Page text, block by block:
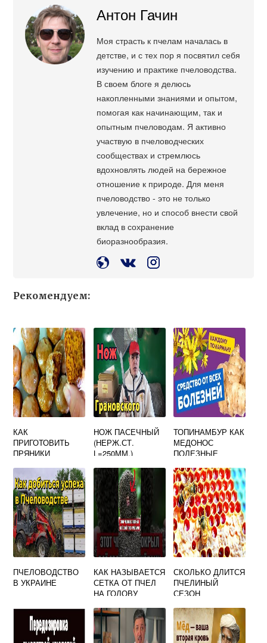
Антон Гачин
Моя страсть к пчелам началась в
детстве, и с тех пор я посвятил себя
изучению и практике пчеловодства.
В своем блоге я делюсь
накопленными знаниями и опытом,
помогая как начинающим, так и
опытным пчеловодам. Я активно
участвую в пчеловодческих
сообществах и стремлюсь
вдохновлять людей на бережное
отношение к природе. Для меня
пчеловодство - это не только
увлечение, но и способ внести свой
вклад в сохранение
биоразнообразия.
Рекомендуем:
КАК
ПРИГОТОВИТЬ
ПРЯНИКИ
КРЕСТИКИ
ПОСТНЫЕ
НОЖ ПАСЕЧНЫЙ
(НЕРЖ.СТ.
L=250ММ.)
ТОПИНАМБУР КАК
МЕДОНОС
ПОЛЕЗНЫЕ
ПЧЕЛОВОДСТВО
В УКРАИНЕ
КАК НАЗЫВАЕТСЯ
СЕТКА ОТ ПЧЕЛ
НА ГОЛОВУ
СКОЛЬКО ДЛИТСЯ
ПЧЕЛИНЫЙ
СЕЗОН